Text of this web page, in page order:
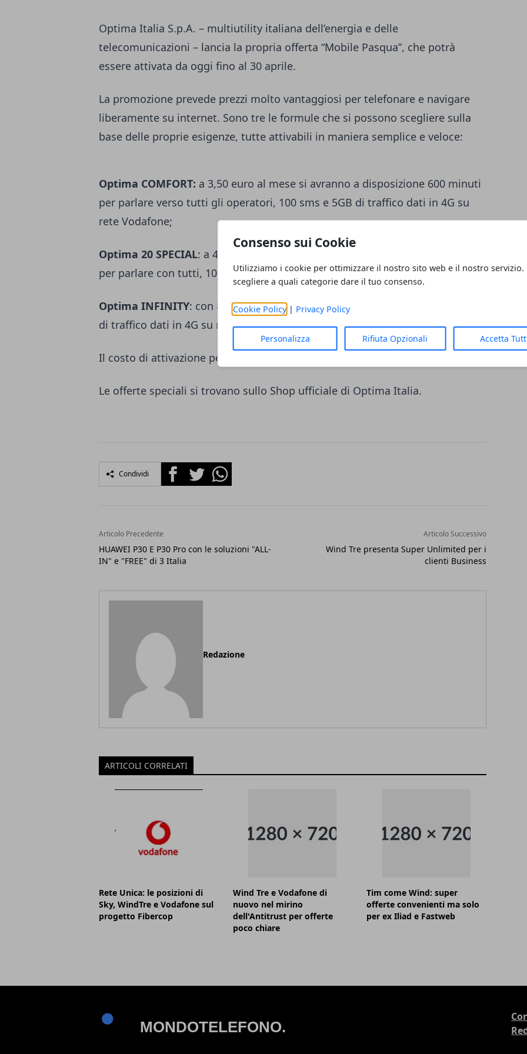
Consenso sui Cookie
Utilizziamo i cookie per ottimizzare il nostro sito web e il nostro servizio.
scegliere a quali categorie dare il tuo consenso.
Cookie Policy| Privacy Policy
Personalizza Rifiuta Opzionali Accetta
Optima Italia S.p.A. – multiutility italiana dell’energia e delle
telecomunicazioni – lancia la propria offerta “Mobile Pasqua”, che potrà
essere attivata da oggi fino al 30 aprile.
La promozione prevede prezzi molto vantaggiosi per telefonare e navigare
liberamente su internet. Sono tre le formule che si possono scegliere sulla
base delle proprie esigenze, tutte attivabili in maniera semplice e veloce:
Optima COMFORT: a 3,50 euro al mese si avranno a disposizione 600 minuti
per parlare verso tutti gli operatori, 100 sms e 5GB di traffico dati in 4G su
rete Vodafone;
Optima 20 SPECIAL: a 4,90 euro al mese, si potranno utilizzare 1000 minuti
per parlare con tutti, 100 sms e 20GB di traffico dati in 4G su rete Vodafone;
Optima INFINITY: con 8,50 euro al mese, minuti illimitati, 100 sms e 50GB
di traffico dati in 4G su rete Vodafone.
Il costo di attivazione per ciascuna offerta è di 15,90 euro.
Le offerte speciali si trovano sullo Shop ufficiale di Optima Italia.
Condividi FacebookTwitterWhatsapp
Articolo Precedente
HUAWEI P30 E P30 Pro con le soluzioni "ALL-
IN" e "FREE" di 3 Italia
Articolo Successivo
Wind Tre presenta Super Unlimited per i
clienti Business
Redazione
ARTICOLI CORRELATI
Rete Unica: le posizioni di
Sky, WindTre e Vodafone sul
progetto Fibercop
Wind Tre e Vodafone di
nuovo nel mirino
dell'Antitrust per offerte
poco chiare
Tim come Wind: super
offerte convenienti ma solo
per ex Iliad e Fastweb